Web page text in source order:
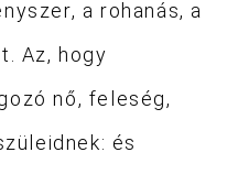
a rohanás, a
Az, hogy
nő, feleség,
és